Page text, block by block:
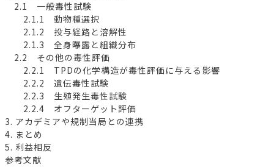
2.1 一般毒性試験
2.1.1 動物種選択
2.1.2 投与経路と溶解性
2.1.3 全身曝露と組織分布
2.2 その他の毒性評価
2.2.1 TPDの化学構造が毒性評価に与える影響
2.2.2 遺伝毒性試験
2.2.3 生殖発生毒性試験
2.2.4 オフターゲット評価
3. アカデミアや規制当局との連携
4. まとめ
5. 利益相反
参考文献